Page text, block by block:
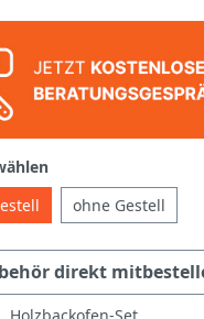
ohne Gestell
direkt